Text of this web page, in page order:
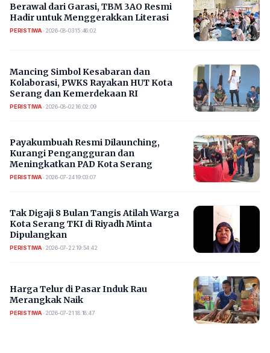
Berawal dari Garasi, TBM 3AO Resmi
Hadir untuk Menggerakkan Literasi
PERISTIWA• 2026-08-03 15:46:02
Mancing Simbol Kesabaran dan
Kolaborasi, PWKS Rayakan HUT Kota
Serang dan Kemerdekaan RI
PERISTIWA• 2026-08-02 16:02:09
Payakumbuah Resmi Dilaunching,
Kurangi Pengangguran dan
Meningkatkan PAD Kota Serang
PERISTIWA• 2026-07-24 19:03:07
​Tak Digaji 8 Bulan Tangis Atilah Warga
Kota Serang TKI di Riyadh Minta
Dipulangkan
PERISTIWA• 2026-07-22 19:54:42
Harga Telur di Pasar Induk Rau
Merangkak Naik
PERISTIWA• 2026-07-21 18:18:47